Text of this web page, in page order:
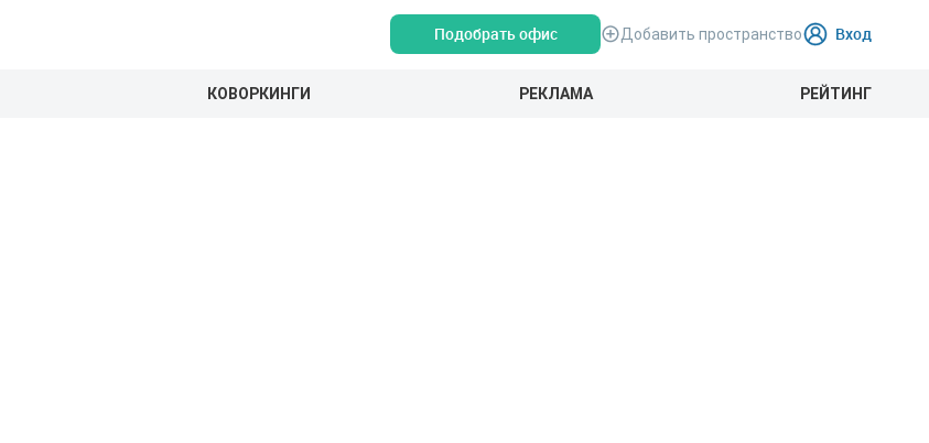
Подобрать офис Добавить пространство Вход
КОВОРКИНГИ РЕКЛАМА РЕЙТИНГ